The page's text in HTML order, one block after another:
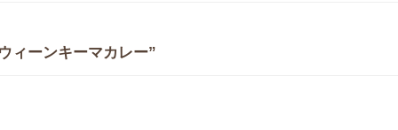
ィーンキーマカレー”